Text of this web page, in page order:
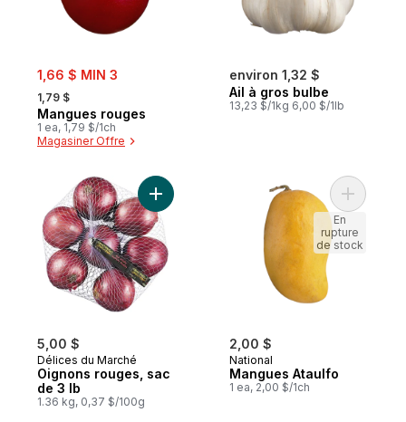
sale:
1,66 $ MIN 3
, formerly:
1,79 $
Mangues rouges
1 ea, 1,79 $/1ch
Magasiner Offre
environ 1,32 $
Ail à gros bulbe
13,23 $/1kg 6,00 $/1lb
5,00 $
Délices du Marché
Oignons rouges, sac
de 3 lb
1.36 kg, 0,37 $/100g
Ajouter Oignons rouges, sac de 3 lb au
2,00 $
National
Mangues Ataulfo
1 ea, 2,00 $/1ch
Ajouter
En
rupture
de stock